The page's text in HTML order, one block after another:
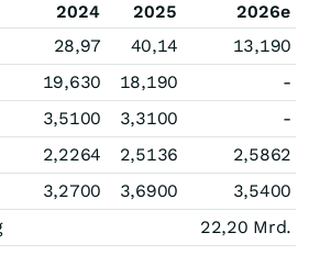
2024 2025
2026e
28,97 40,14
13,190
19,630 18,190
-
3,5100 3,3100
-
2,2264 2,5136
2,5862
3,2700 3,6900
3,5400
22,20 Mrd.